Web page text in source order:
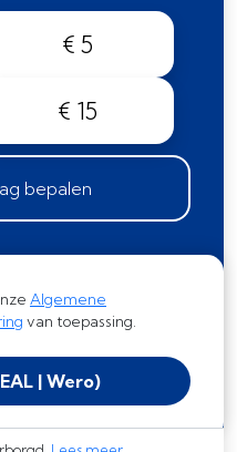
€ 5
€ 15
bepalen
Algemene
van toepassing.
| Wero)